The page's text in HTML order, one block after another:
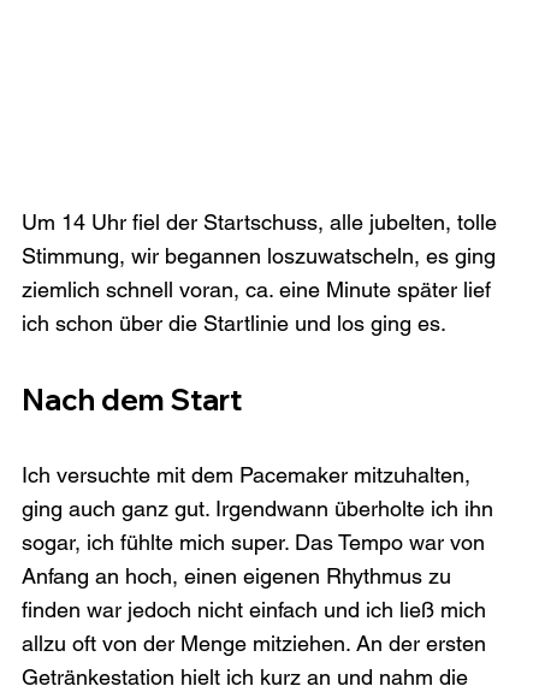
Um 14 Uhr fiel der Startschuss, alle jubelten, tolle
Stimmung, wir begannen loszuwatscheln, es ging
ziemlich schnell voran, ca. eine Minute später lief
Nach dem Start
Ich versuchte mit dem Pacemaker mitzuhalten,
ging auch ganz gut. Irgendwann überholte ich ihn
sogar, ich fühlte mich super. Das Tempo war von
Anfang an hoch, einen eigenen Rhythmus zu
finden war jedoch nicht einfach und ich ließ mich
allzu oft von der Menge mitziehen. An der ersten
Getränkestation hielt ich kurz an und nahm die